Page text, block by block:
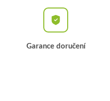
Garance doručení